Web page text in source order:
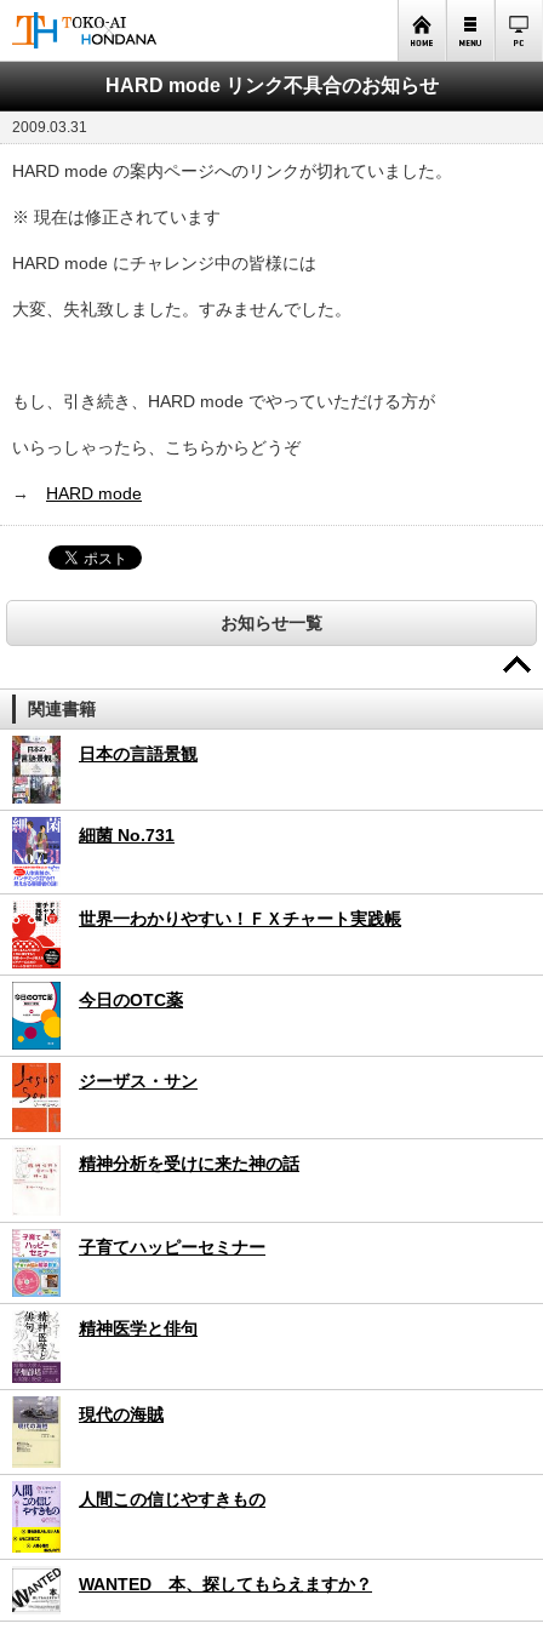
HARD mode リンク不具合のお知らせ
2009.03.31
HARD mode の案内ページへのリンクが切れていました。
※ 現在は修正されています
HARD mode にチャレンジ中の皆様には
大変、失礼致しました。すみませんでした。
もし、引き続き、HARD mode でやっていただける方が
いらっしゃったら、こちらからどうぞ
→ HARD mode
お知らせ一覧
関連書籍
日本の言語景観
細菌 No.731
世界一わかりやすい！ＦＸチャート実践帳
今日のOTC薬
ジーザス・サン
精神分析を受けに来た神の話
子育てハッピーセミナー
精神医学と俳句
現代の海賊
人間この信じやすきもの
WANTED 本、探してもらえますか？